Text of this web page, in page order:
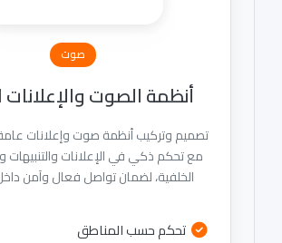
أنظمة الصوت والإعلانات العامة
تصميم وتركيب أنظمة صوت وإعلانات عامة بدقة عالية،
مع تحكم ذكي في الإعلانات والتنبيهات والموسيقى
الخلفية، لضمان تواصل فعال وآمن داخل المباني.
تحكم حسب المناطق